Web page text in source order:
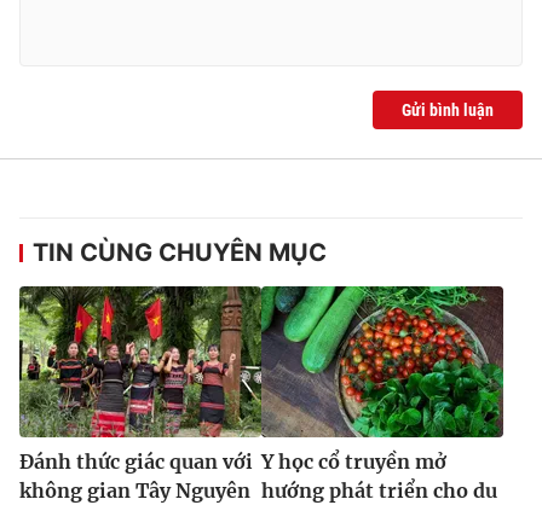
Gửi bình luận
TIN CÙNG CHUYÊN MỤC
Đánh thức giác quan với
không gian Tây Nguyên
Y học cổ truyền mở
hướng phát triển cho du